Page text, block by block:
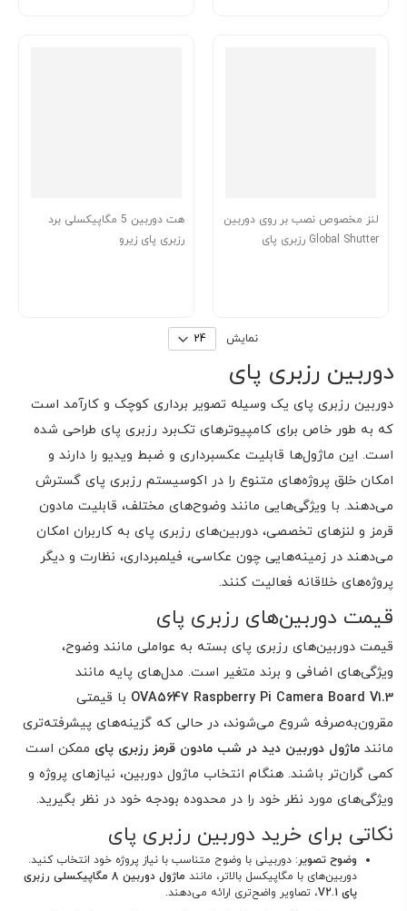
لنز مخصوص نصب بر روی دوربین
Global Shutter رزبری پای
هت دوربین 5 مگاپیکسلی برد
رزبری پای زیرو
نمایش
دوربین رزبری پای
دوربین رزبری پای یک وسیله تصویر برداری کوچک و کارآمد است
که به طور خاص برای کامپیوترهای تک‌برد رزبری پای طراحی شده
است. این ماژول‌ها قابلیت عکسبرداری و ضبط ویدیو را دارند و
امکان خلق پروژه‌های متنوع را در اکوسیستم رزبری پای گسترش
می‌دهند. با ویژگی‌هایی مانند وضوح‌های مختلف، قابلیت مادون
قرمز و لنزهای تخصصی، دوربین‌های رزبری پای به کاربران امکان
می‌دهند در زمینه‌هایی چون عکاسی، فیلمبرداری، نظارت و دیگر
پروژه‌های خلاقانه فعالیت کنند.
قیمت دوربین‌های رزبری پای
قیمت دوربین‌های رزبری پای بسته به عواملی مانند وضوح،
ویژگی‌های اضافی و برند متغیر است. مدل‌های پایه مانند
OVA5647 Raspberry Pi Camera Board V1.3 با قیمتی
مقرون‌به‌صرفه شروع می‌شوند، در حالی که گزینه‌های پیشرفته‌تری
مانند ماژول دوربین دید در شب مادون قرمز رزبری پای ممکن است
کمی گران‌تر باشند. هنگام انتخاب ماژول دوربین، نیازهای پروژه و
ویژگی‌های مورد نظر خود را در محدوده بودجه خود در نظر بگیرید.
نکاتی برای خرید دوربین رزبری پای
وضوح تصویر: دوربینی با وضوح متناسب با نیاز پروژه خود انتخاب کنید.
دوربین‌های با مگاپیکسل بالاتر، مانند
ماژول دوربین 8 مگاپیکسلی رزبری
پای
، تصاویر واضح‌تری ارائه می‌دهند.